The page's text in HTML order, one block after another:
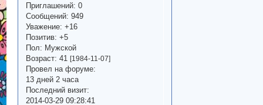
Приглашений: 0
Сообщений: 949
Уважение: +16
Позитив: +5
Пол: Мужской
Возраст: 41 [1984-11-07]
Провел на форуме:
13 дней 2 часа
Последний визит:
2014-03-29 09:28:41